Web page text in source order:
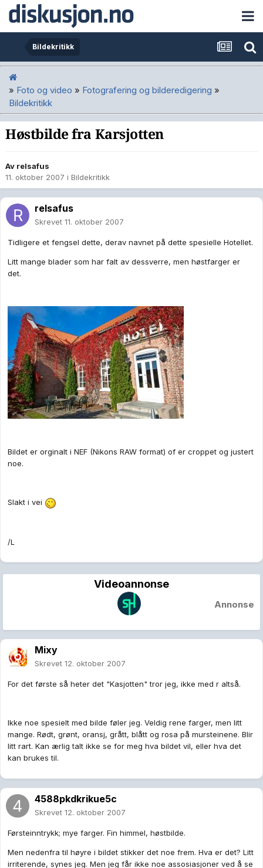
Bildekritikk
» Foto og video » Fotografering og bilderedigering »
Bildekritikk
Høstbilde fra Karsjotten
Av relsafus
11. oktober 2007 i Bildekritikk
relsafus
Skrevet 11. oktober 2007
Tidligere et fengsel dette, derav navnet på dette spesielle Hotellet.
Litt mange blader som har falt av dessverre, men høstfarger er
det.
Bildet er orginalt i NEF (Nikons RAW format) of er croppet og justert
noe.
Slakt i vei
/L
Videoannonse
Annonse
Mixy
Skrevet 12. oktober 2007
For det første så heter det "Kasjotten" tror jeg, ikke med r altså.
Ikke noe spesielt med bilde føler jeg. Veldig rene farger, men litt
mange. Rødt, grønt, oransj, grått, blått og rosa på mursteinene. Blir
litt rart. Kan ærlig talt ikke se for meg hva bildet vil, eller hva det
kan brukes til.
4588pkdkrikue5c
Skrevet 12. oktober 2007
Førsteinntrykk; mye farger. Fin himmel, høstbilde.
Men nedenfra til høyre i bildet stikker det noe frem. Hva er det? Litt
irriterende, synes jeg. Men jeg får ikke noe assosiasjoner ved å se